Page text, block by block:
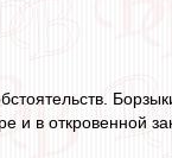
в откровенной